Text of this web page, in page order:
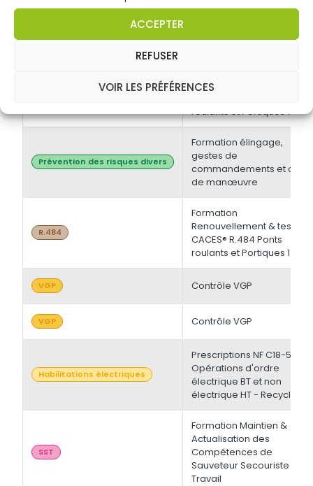
ACCEPTER
REFUSER
VOIR LES PRÉFÉRENCES
Manoeuvre -
Formation Initiale & tests
roulants et Portiques 1
Prévention des risques divers
Formation élingage,
gestes de
commandements et chef
de manœuvre
R.484
Formation
Renouvellement & tests
CACES® R.484 Ponts
roulants et Portiques 1
VGP Contrôle VGP
VGP Contrôle VGP
Habilitations électriques
Prescriptions NF C18-510 -
Opérations d'ordre
électrique BT et non
électrique HT - Recyclage
SST
Formation Maintien &
Actualisation des
Compétences de
Sauveteur Secouriste du
Travail